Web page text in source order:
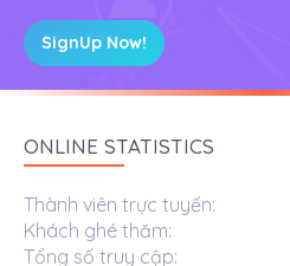
SignUp Now!
ONLINE STATISTICS
Thành viên trực tuyến
Khách ghé thăm
Tổng số truy cập